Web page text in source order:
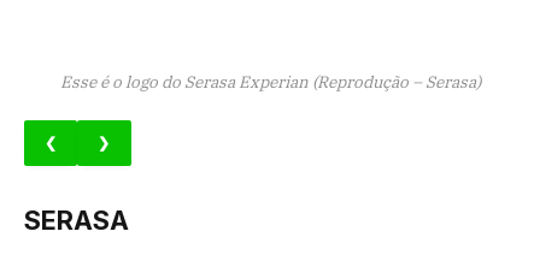
Esse é o logo do Serasa Experian (Reprodução – Serasa)
❮ ❯
SERASA